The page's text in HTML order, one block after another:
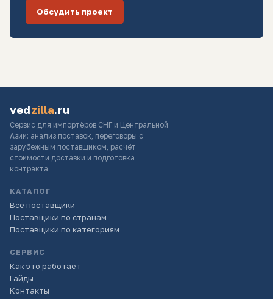
Обсудить проект
vedzilla.ru
Сервис для импортёров СНГ и Центральной
Азии: анализ поставок, переговоры с
зарубежным поставщиком, расчёт
стоимости доставки и подготовка
контракта.
КАТАЛОГ
Все поставщики
Поставщики по странам
Поставщики по категориям
СЕРВИС
Как это работает
Гайды
Контакты